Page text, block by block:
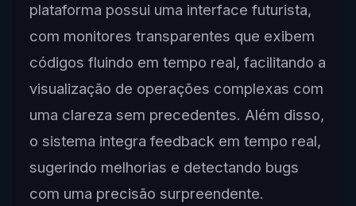
plataforma possui uma interface futurista,
com monitores transparentes que exibem
códigos fluindo em tempo real, facilitando a
visualização de operações complexas com
uma clareza sem precedentes. Além disso,
o sistema integra feedback em tempo real,
sugerindo melhorias e detectando bugs
com uma precisão surpreendente.